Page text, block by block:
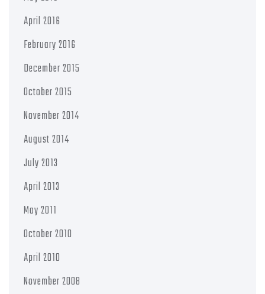
April 2016
February 2016
December 2015
October 2015
November 2014
August 2014
July 2013
April 2013
May 2011
October 2010
April 2010
November 2008